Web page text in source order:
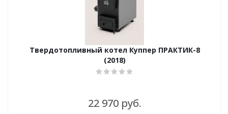
Твердотопливный котел Куппер ПРАКТИК-8
(2018)
22 970 руб.